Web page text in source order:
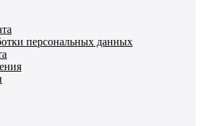
персональных данных